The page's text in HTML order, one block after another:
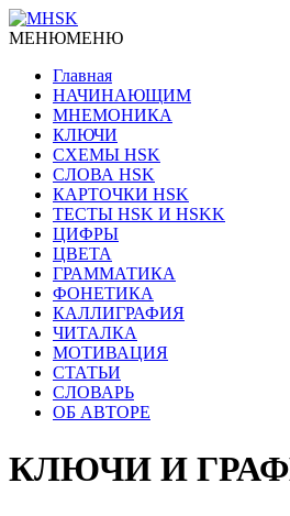
МЕНЮМЕНЮ
Главная
НАЧИНАЮЩИМ
МНЕМОНИКА
КЛЮЧИ
СХЕМЫ HSK
СЛОВА HSK
КАРТОЧКИ HSK
ТЕСТЫ HSK И HSKK
ЦИФРЫ
ЦВЕТА
ГРАММАТИКА
ФОНЕТИКА
КАЛЛИГРАФИЯ
ЧИТАЛКА
МОТИВАЦИЯ
СТАТЬИ
СЛОВАРЬ
ОБ АВТОРЕ
КЛЮЧИ И